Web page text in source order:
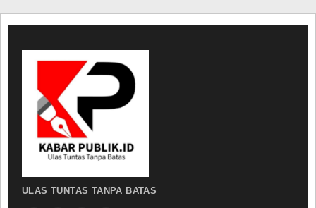
ULAS TUNTAS TANPA BATAS